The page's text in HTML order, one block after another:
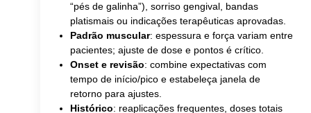
“pés de galinha”), sorriso gengival, bandas
platismais ou indicações terapêuticas aprovadas.
Padrão muscular: espessura e força variam entre
pacientes; ajuste de dose e pontos é crítico.
Onset e revisão: combine expectativas com
tempo de início/pico e estabeleça janela de
retorno para ajustes.
Histórico: reaplicações frequentes, doses totais